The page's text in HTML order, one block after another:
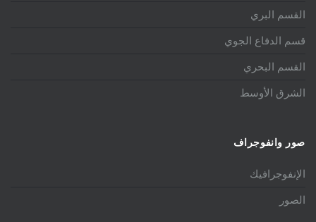
القسم البري
قسم الدفاع الجوي
القسم البحري
الشرق الأوسط
صور وانفوجراف
الإنفوجرافيك
الصور